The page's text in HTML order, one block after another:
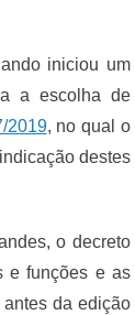
iniciou um
a escolha de
2019, no qual o
destes
o decreto
e funções e as
da edição